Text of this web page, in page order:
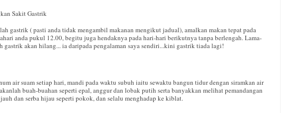
Sakit Gastrik
gastrik ( pasti anda tidak mengambil makanan mengikut jadual), amalkan makan tepat pada
anda pukul 12.00, begitu juga hendaknya pada hari-hari berikutnya tanpa berlengah. Lama-
gastrik akan hilang... ia daripada pengalaman saya sendiri...kini gastrik tiada lagi!
air suam setiap hari, mandi pada waktu subuh iaitu sewaktu bangun tidur dengan siramkan air
buah-buahan seperti epal, anggur dan lobak putih serta banyakkan melihat pemandangan
dan serba hijau seperti pokok, dan selalu menghadap ke kiblat.